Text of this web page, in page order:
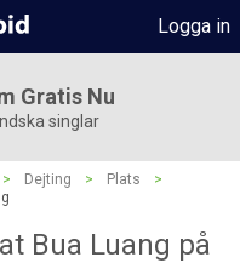
Logga in
Gratis Nu
singlar
> Dejting > Plats
>
Bua Luang på